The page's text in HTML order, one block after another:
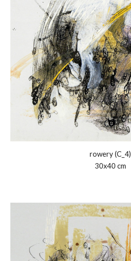
rowery (C 4)
30x40 cm